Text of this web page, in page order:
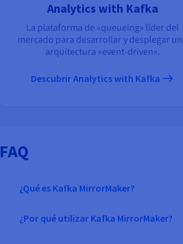
Analytics with Kafka
La plataforma de «queueing» líder del
mercado para desarrollar y desplegar
arquitectura «event-driven».
Descubrir Analytics with Kafka
FAQ
¿Qué es Kafka MirrorMaker?
¿Por qué utilizar Kafka MirrorMaker?